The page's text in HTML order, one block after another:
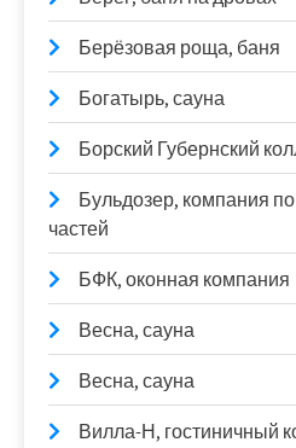
Берёзовая роща, баня
Богатырь, сауна
Борский Губернский
Бульдозер, компания
частей
БФК, оконная компания
Весна, сауна
Весна, сауна
Вилла-Н, гостиничный